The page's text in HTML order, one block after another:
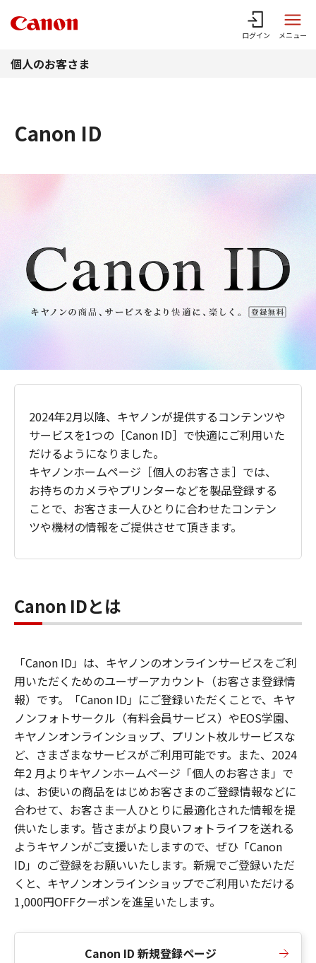
ログイン メニュー
個人のお客さま
Canon ID
2024年2月以降、キヤノンが提供するコンテンツや
サービスを1つの［Canon ID］で快適にご利用いた
だけるようになりました。
キヤノンホームページ［個人のお客さま］では、
お持ちのカメラやプリンターなどを製品登録する
ことで、お客さま一人ひとりに合わせたコンテン
ツや機材の情報をご提供させて頂きます。
Canon IDとは
「Canon ID」は、キヤノンのオンラインサービスをご利
用いただくためのユーザーアカウント（お客さま登録情
報）です。「Canon ID」にご登録いただくことで、キヤ
ノンフォトサークル（有料会員サービス）やEOS学園、
キヤノンオンラインショップ、プリント枚ルサービスな
ど、さまざまなサービスがご利用可能です。また、2024
年2 月よりキヤノンホームページ「個人のお客さま」で
は、お使いの商品をはじめお客さまのご登録情報などに
合わせて、お客さま一人ひとりに最適化された情報を提
供いたします。皆さまがより良いフォトライフを送れる
ようキヤノンがご支援いたしますので、ぜひ「Canon
ID」のご登録をお願いいたします。新規でご登録いただ
くと、キヤノンオンラインショップでご利用いただける
1,000円OFFクーポンを進呈いたします。
Canon ID 新規登録ページ